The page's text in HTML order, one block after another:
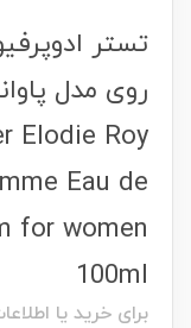
تستر
روی مدل
Elodie Roy
Eau de
for women
100ml
برای خرید یا